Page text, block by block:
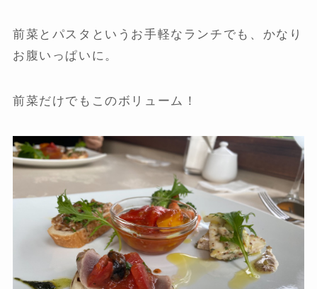
前菜とパスタというお手軽なランチでも、かなり
お腹いっぱいに。
前菜だけでもこのボリューム！